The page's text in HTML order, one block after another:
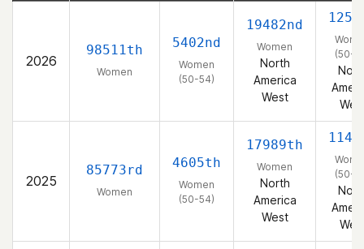
2026
98511th
Women
5402nd
Women
(50-54)
19482nd
Women
North
America
West
(50-
2025
85773rd
Women
4605th
Women
(50-54)
17989th
Women
North
America
West
(50-